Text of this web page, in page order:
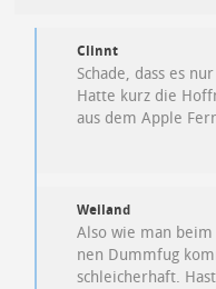
Clinnt
Schade, dass es
Hatte kurz die
aus dem Apple
Weiland
Also wie man
nen Dummfug
schleicherhaft.